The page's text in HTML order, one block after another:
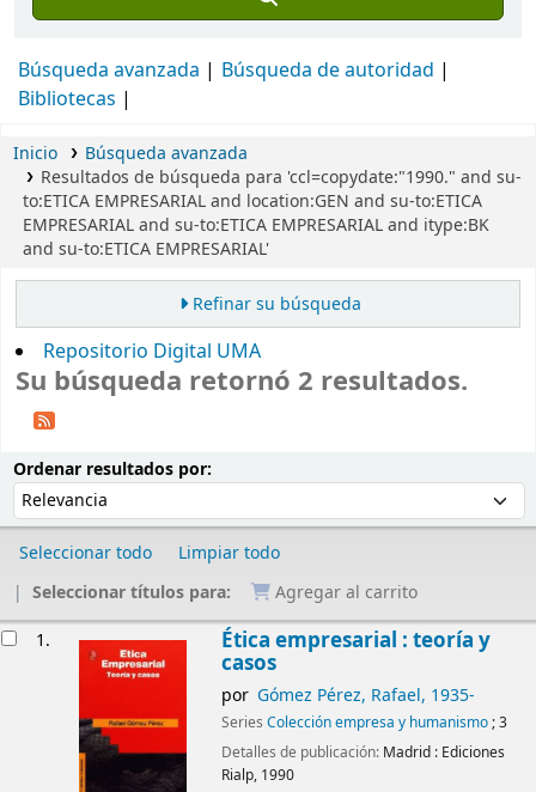
Búsqueda avanzada
Búsqueda de autoridad
Bibliotecas
Inicio
Búsqueda avanzada
Resultados de búsqueda para 'ccl=copydate:"1990." and su-
to:ETICA EMPRESARIAL and location:GEN and su-to:ETICA
EMPRESARIAL and su-to:ETICA EMPRESARIAL and itype:BK
and su-to:ETICA EMPRESARIAL'
Refinar su búsqueda
Repositorio Digital UMA
Su búsqueda retornó 2 resultados.
Ordenar resultados por:
Seleccionar todo
Limpiar todo
Seleccionar títulos para:
Agregar al carrito
1. Ética empresarial : teoría y
casos
por Gómez Pérez, Rafael, 1935-
Series Colección empresa y humanismo; 3
Detalles de publicación: Madrid : Ediciones
Rialp, 1990